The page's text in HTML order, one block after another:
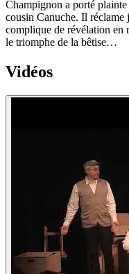
Champignon a porté
cousin Canuche. Il réclame
complique de révélation en
le triomphe de la bêtise…
Vidéos